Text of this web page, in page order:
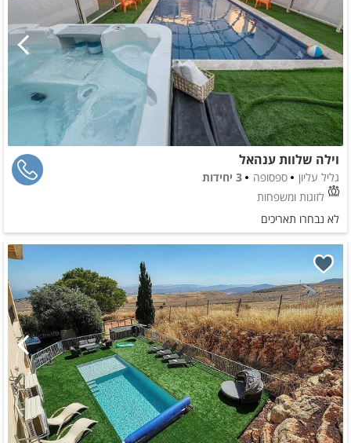
וילה שלוות ענהאל
גליל עליון ספסופה
3 יחידות
לזוגות ומשפחות
לא נבחרו תאריכים